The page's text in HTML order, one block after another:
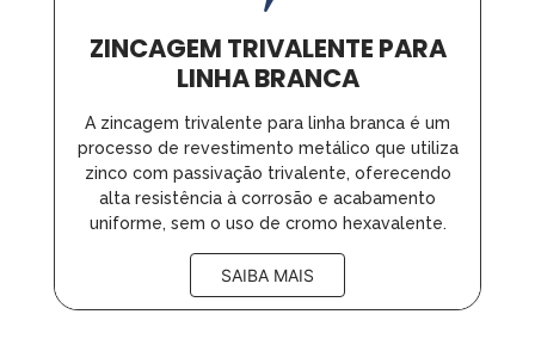
ZINCAGEM TRIVALENTE PARA
LINHA BRANCA
A zincagem trivalente para linha branca é um
processo de revestimento metálico que utiliza
zinco com passivação trivalente, oferecendo
alta resistência à corrosão e acabamento
uniforme, sem o uso de cromo hexavalente.
SAIBA MAIS